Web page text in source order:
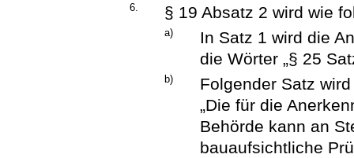
6. § 19 Absatz 2 wird wie
a)
In Satz 1 wird die
die Wörter „§ 25
b)
Folgender Satz
„Die für die
Behörde kann an
bauaufsichtliche